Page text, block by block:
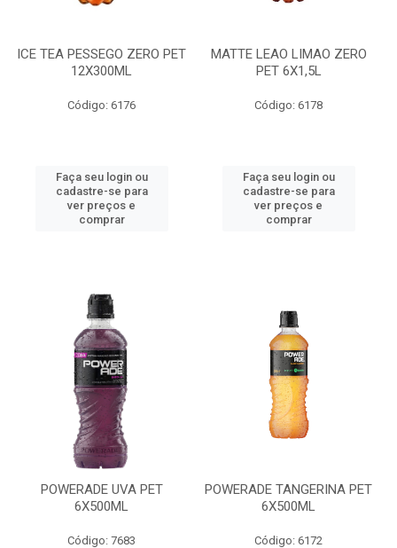
ICE TEA PESSEGO ZERO PET
12X300ML
Código: 6176
Faça seu login ou
cadastre-se para
ver preços e
comprar
MATTE LEAO LIMAO ZERO
PET 6X1,5L
Código: 6178
Faça seu login ou
cadastre-se para
ver preços e
comprar
POWERADE UVA PET
6X500ML
Código: 7683
POWERADE TANGERINA PET
6X500ML
Código: 6172